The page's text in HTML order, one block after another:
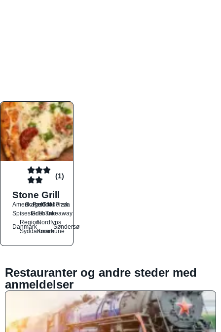
(1)
Stone Grill
Amerikansk
Burger
Fastfood
Grill
Italiensk
Pizza
SpisestederGrillbarerTakeaway
Danmark
Region
Syddanmark
Nordfyns
Kommune
Søndersø
Restauranter og andre steder med
anmeldelser